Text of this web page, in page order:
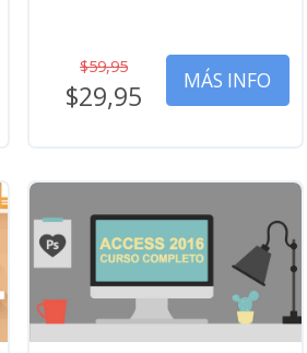
$59,95
$29,95 MÁS INFO